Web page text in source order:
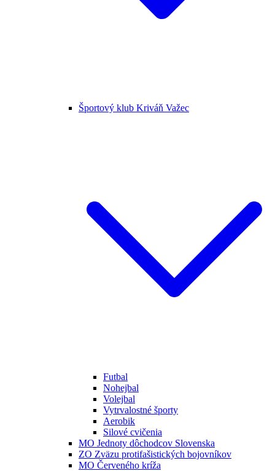
Športový klub Kriváň Važec
Futbal
Nohejbal
Volejbal
Vytrvalostné športy
Aerobik
Silové cvičenia
MO Jednoty dôchodcov Slovenska
ZO Zväzu protifašistických bojovníkov
MO Červeného kríža